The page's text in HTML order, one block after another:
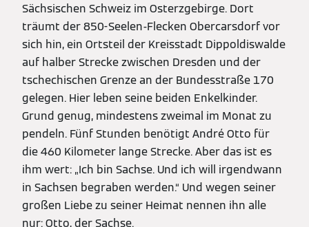
Sächsischen Schweiz im Osterzgebirge. Dort
träumt der 850-Seelen-Flecken Obercarsdorf vor
sich hin, ein Ortsteil der Kreisstadt Dippoldiswalde
auf halber Strecke zwischen Dresden und der
tschechischen Grenze an der Bundesstraße 170
gelegen. Hier leben seine beiden Enkelkinder.
Grund genug, mindestens zweimal im Monat zu
pendeln. Fünf Stunden benötigt André Otto für
die 460 Kilometer lange Strecke. Aber das ist es
ihm wert: „Ich bin Sachse. Und ich will irgendwann
in Sachsen begraben werden.“ Und wegen seiner
großen Liebe zu seiner Heimat nennen ihn alle
nur: Otto, der Sachse.